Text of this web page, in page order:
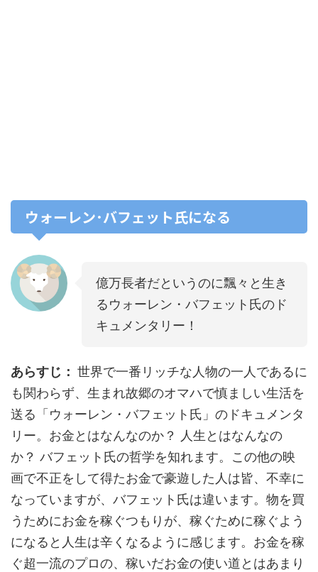
ウォーレン･バフェット氏になる
億万長者だというのに飄々と生き
るウォーレン・バフェット氏のド
キュメンタリー！
あらすじ： 世界で一番リッチな人物の一人であるに
も関わらず、生まれ故郷のオマハで慎ましい生活を
送る「ウォーレン・バフェット氏」のドキュメンタ
リー。お金とはなんなのか？ 人生とはなんなの
か？ バフェット氏の哲学を知れます。この他の映
画で不正をして得たお金で豪遊した人は皆、不幸に
なっていますが、バフェット氏は違います。物を買
うためにお金を稼ぐつもりが、稼ぐために稼ぐよう
になると人生は辛くなるように感じます。お金を稼
ぐ超一流のプロの、稼いだお金の使い道とはあまり